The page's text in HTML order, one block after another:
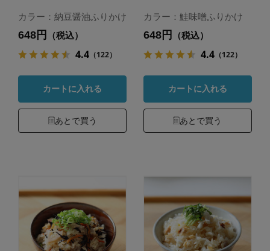
カラー：納豆醤油ふりかけ
648円 （税込）
4.4（122）
カートに入れる
あとで買う
カラー：鮭味噌ふりかけ
648円 （税込）
4.4（122）
カートに入れる
あとで買う